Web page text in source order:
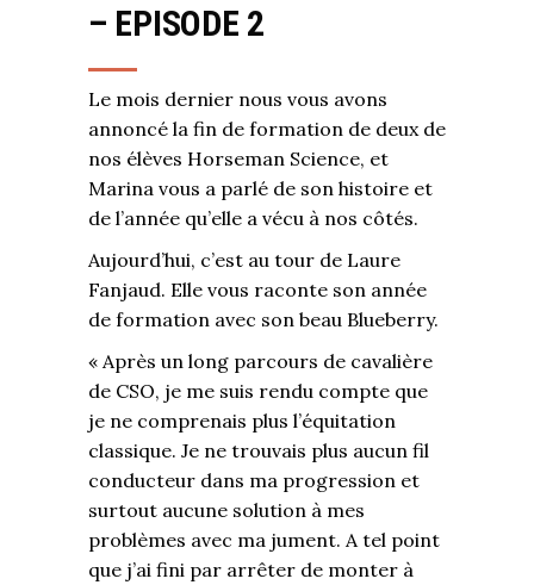
– EPISODE 2
Le mois dernier nous vous avons
annoncé la fin de formation de deux de
nos élèves Horseman Science, et
Marina vous a parlé de son histoire et
de l’année qu’elle a vécu à nos côtés.
Aujourd’hui, c’est au tour de Laure
Fanjaud. Elle vous raconte son année
de formation avec son beau Blueberry.
« Après un long parcours de cavalière
de CSO, je me suis rendu compte que
je ne comprenais plus l’équitation
classique. Je ne trouvais plus aucun fil
conducteur dans ma progression et
surtout aucune solution à mes
problèmes avec ma jument. A tel point
que j’ai fini par arrêter de monter à